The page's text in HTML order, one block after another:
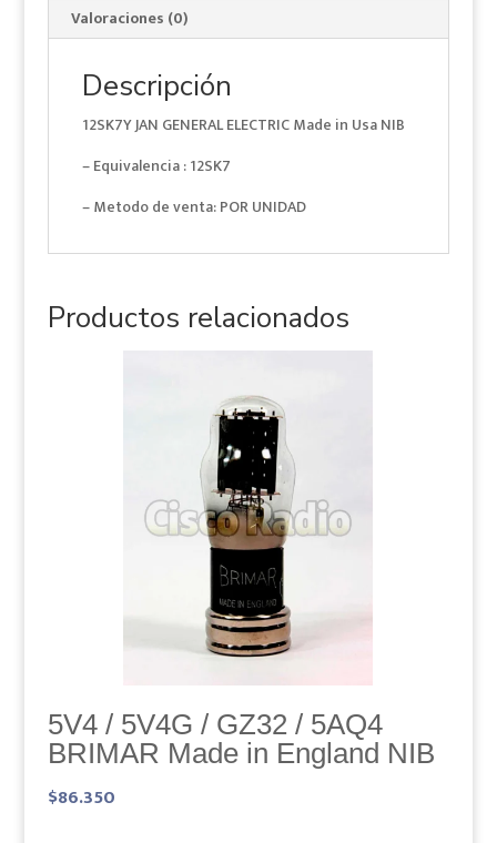
cantidad
Valoraciones (0)
Descripción
12SK7Y JAN GENERAL ELECTRIC Made in Usa NIB
– Equivalencia : 12SK7
– Metodo de venta: POR UNIDAD
Productos relacionados
5V4 / 5V4G / GZ32 / 5AQ4
BRIMAR Made in England NIB
$86.350